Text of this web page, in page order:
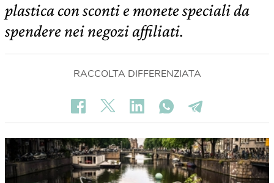
plastica con sconti e monete speciali da
spendere nei negozi affiliati.
RACCOLTA DIFFERENZIATA